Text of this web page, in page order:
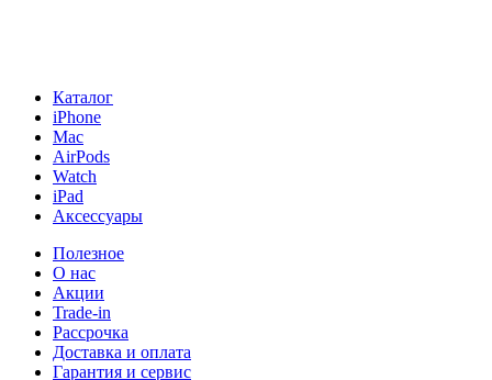
Каталог
iPhone
Mac
AirPods
Watch
iPad
Аксессуары
Полезное
О нас
Акции
Trade-in
Рассрочка
Доставка и оплата
Гарантия и сервис